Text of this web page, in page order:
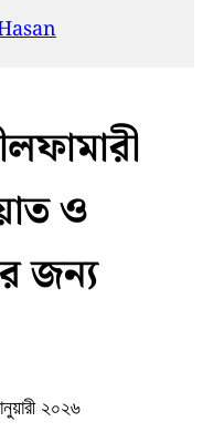
ও
জন্য
২০২৬